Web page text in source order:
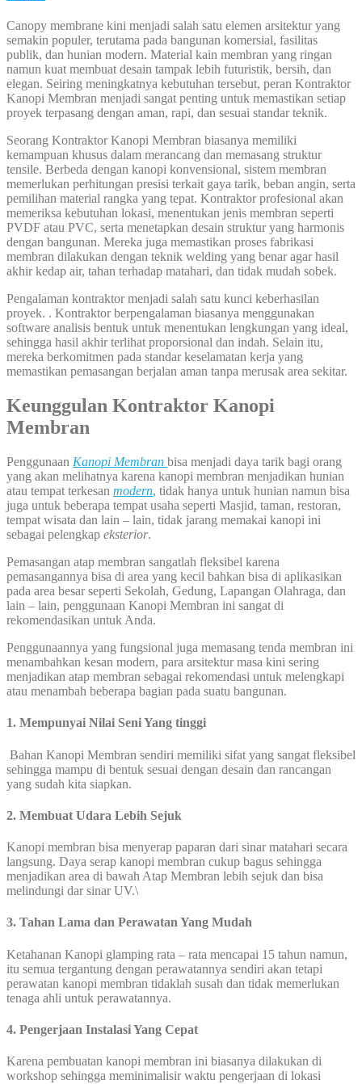
Canopy membrane kini menjadi salah satu elemen arsitektur yang
semakin populer, terutama pada bangunan komersial, fasilitas
publik, dan hunian modern. Material kain membran yang ringan
namun kuat membuat desain tampak lebih futuristik, bersih, dan
elegan. Seiring meningkatnya kebutuhan tersebut, peran Kontraktor
Kanopi Membran menjadi sangat penting untuk memastikan setiap
proyek terpasang dengan aman, rapi, dan sesuai standar teknik.
Seorang Kontraktor Kanopi Membran biasanya memiliki
kemampuan khusus dalam merancang dan memasang struktur
tensile. Berbeda dengan kanopi konvensional, sistem membran
memerlukan perhitungan presisi terkait gaya tarik, beban angin, serta
pemilihan material rangka yang tepat. Kontraktor profesional akan
memeriksa kebutuhan lokasi, menentukan jenis membran seperti
PVDF atau PVC, serta menetapkan desain struktur yang harmonis
dengan bangunan. Mereka juga memastikan proses fabrikasi
membran dilakukan dengan teknik welding yang benar agar hasil
akhir kedap air, tahan terhadap matahari, dan tidak mudah sobek.
Pengalaman kontraktor menjadi salah satu kunci keberhasilan
proyek. . Kontraktor berpengalaman biasanya menggunakan
software analisis bentuk untuk menentukan lengkungan yang ideal,
sehingga hasil akhir terlihat proporsional dan indah. Selain itu,
mereka berkomitmen pada standar keselamatan kerja yang
memastikan pemasangan berjalan aman tanpa merusak area sekitar.
Keunggulan Kontraktor Kanopi
Membran
Penggunaan Kanopi Membran bisa menjadi daya tarik bagi orang
yang akan melihatnya karena kanopi membran menjadikan hunian
atau tempat terkesan modern, tidak hanya untuk hunian namun bisa
juga untuk beberapa tempat usaha seperti Masjid, taman, restoran,
tempat wisata dan lain – lain, tidak jarang memakai kanopi ini
sebagai pelengkap eksterior.
Pemasangan atap membran sangatlah fleksibel karena
pemasangannya bisa di area yang kecil bahkan bisa di aplikasikan
pada area besar seperti Sekolah, Gedung, Lapangan Olahraga, dan
lain – lain, penggunaan Kanopi Membran ini sangat di
rekomendasikan untuk Anda.
Penggunaannya yang fungsional juga memasang tenda membran ini
menambahkan kesan modern, para arsitektur masa kini sering
menjadikan atap membran sebagai rekomendasi untuk melengkapi
atau menambah beberapa bagian pada suatu bangunan.
1. Mempunyai Nilai Seni Yang tinggi
Bahan Kanopi Membran sendiri memiliki sifat yang sangat fleksibel
sehingga mampu di bentuk sesuai dengan desain dan rancangan
yang sudah kita siapkan.
2. Membuat Udara Lebih Sejuk
Kanopi membran bisa menyerap paparan dari sinar matahari secara
langsung. Daya serap kanopi membran cukup bagus sehingga
menjadikan area di bawah Atap Membran lebih sejuk dan bisa
melindungi dar sinar UV.\
3. Tahan Lama dan Perawatan Yang Mudah
Ketahanan Kanopi glamping rata – rata mencapai 15 tahun namun,
itu semua tergantung dengan perawatannya sendiri akan tetapi
perawatan kanopi membran tidaklah susah dan tidak memerlukan
tenaga ahli untuk perawatannya.
4. Pengerjaan Instalasi Yang Cepat
Karena pembuatan kanopi membran ini biasanya dilakukan di
workshop sehingga meminimalisir waktu pengerjaan di lokasi